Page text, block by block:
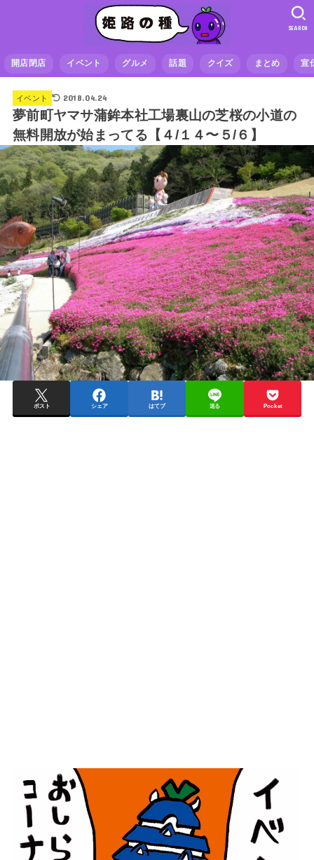
開店閉店 イベント グルメ 話題 クイズ まとめ 宣
SEARCH
イベント 2018.04.24
夢前町ヤマサ蒲鉾本社工場裏山の芝桜の小道の
無料開放が始まってる【４/１４〜５/６】
ポスト シェア はてブ 送る Pocket